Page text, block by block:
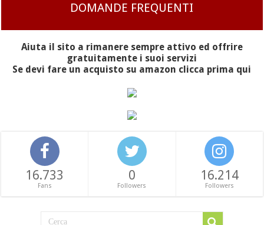
DOMANDE FREQUENTI
Aiuta il sito a rimanere sempre attivo ed offrire
gratuitamente i suoi servizi
Se devi fare un acquisto su amazon clicca prima qui
16.733
Fans
0
Followers
16.214
Followers